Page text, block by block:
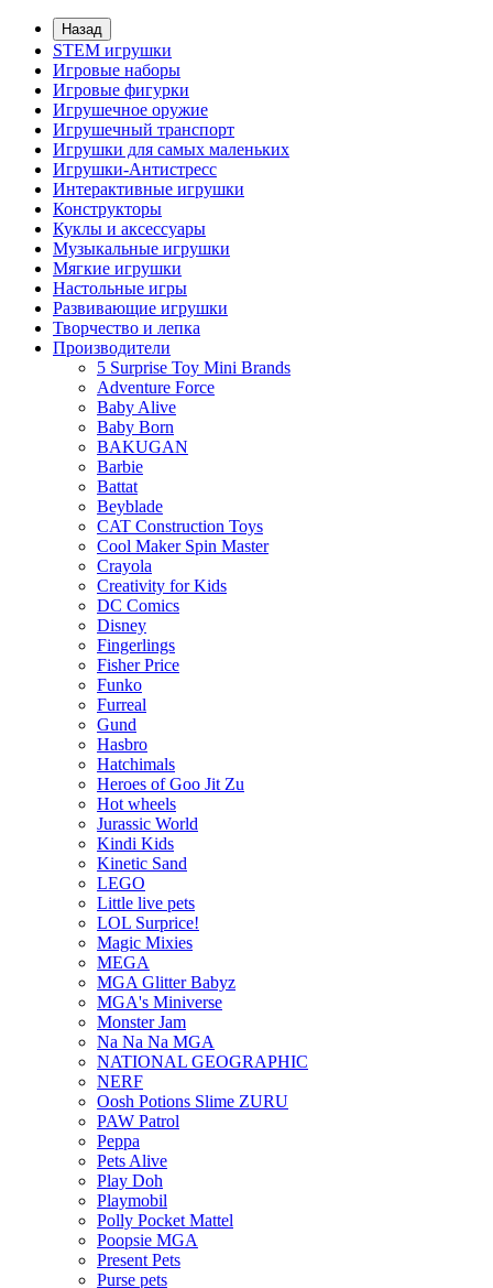
Назад
STEM игрушки
Игровые наборы
Игровые фигурки
Игрушечное оружие
Игрушечный транспорт
Игрушки для самых маленьких
Игрушки-Антистресс
Интерактивные игрушки
Конструкторы
Куклы и аксессуары
Музыкальные игрушки
Мягкие игрушки
Настольные игры
Развивающие игрушки
Творчество и лепка
Производители
5 Surprise Toy Mini Brands
Adventure Force
Baby Alive
Baby Born
BAKUGAN
Barbie
Battat
Beyblade
CAT Construction Toys
Cool Maker Spin Master
Crayola
Creativity for Kids
DC Comics
Disney
Fingerlings
Fisher Price
Funko
Furreal
Gund
Hasbro
Hatchimals
Heroes of Goo Jit Zu
Hot wheels
Jurassic World
Kindi Kids
Kinetic Sand
LEGO
Little live pets
LOL Surprice!
Magic Mixies
MEGA
MGA Glitter Babyz
MGA's Miniverse
Monster Jam
Na Na Na MGA
NATIONAL GEOGRAPHIC
NERF
Oosh Potions Slime ZURU
PAW Patrol
Peppa
Pets Alive
Play Doh
Playmobil
Polly Pocket Mattel
Poopsie MGA
Present Pets
Purse pets